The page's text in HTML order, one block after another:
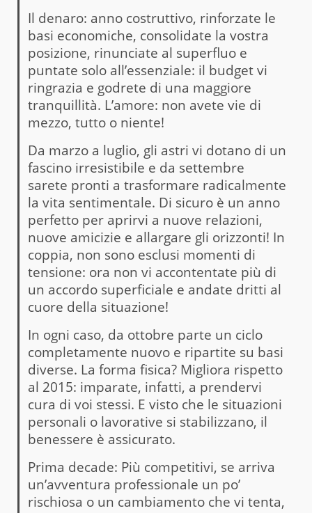
Il denaro: anno costruttivo, rinforzate le
basi economiche, consolidate la vostra
posizione, rinunciate al superfluo e
puntate solo all’essenziale: il budget vi
ringrazia e godrete di una maggiore
tranquillità. L’amore: non avete vie di
mezzo, tutto o niente!
Da marzo a luglio, gli astri vi dotano di un
fascino irresistibile e da settembre
sarete pronti a trasformare radicalmente
la vita sentimentale. Di sicuro è un anno
perfetto per aprirvi a nuove relazioni,
nuove amicizie e allargare gli orizzonti! In
coppia, non sono esclusi momenti di
tensione: ora non vi accontentate più di
un accordo superficiale e andate dritti al
cuore della situazione!
In ogni caso, da ottobre parte un ciclo
completamente nuovo e ripartite su basi
diverse. La forma fisica? Migliora rispetto
al 2015: imparate, infatti, a prendervi
cura di voi stessi. E visto che le situazioni
personali o lavorative si stabilizzano, il
benessere è assicurato.
Prima decade: Più competitivi, se arriva
un’avventura professionale un po’
rischiosa o un cambiamento che vi tenta,